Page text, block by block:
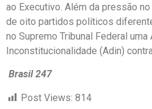
ao Executivo. Além da pressão
de oito partidos políticos
no Supremo Tribunal Federal uma
Inconstitucionalidade (Adin)
Brasil 247
Post Views: 814